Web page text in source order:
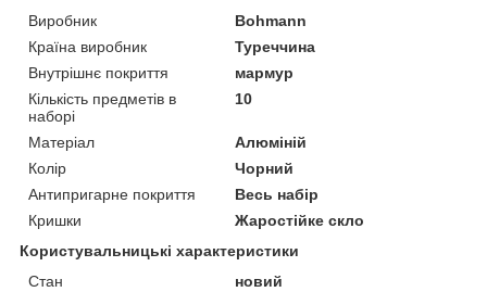
Виробник
Bohmann
Країна виробник
Туреччина
Внутрішнє покриття
мармур
Кількість предметів в
наборі
10
Матеріал
Алюміній
Колір
Чорний
Антипригарне покриття
Весь набір
Кришки
Жаростійке скло
Користувальницькі характеристики
Стан
новий